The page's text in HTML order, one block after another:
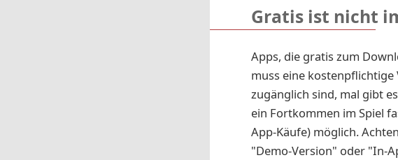
Gratis ist nicht
Apps, die gratis zum
muss eine
zugänglich sind, mal gibt
ein Fortkommen im Spiel
App-Käufe) möglich.
"Demo-Version" oder "In-